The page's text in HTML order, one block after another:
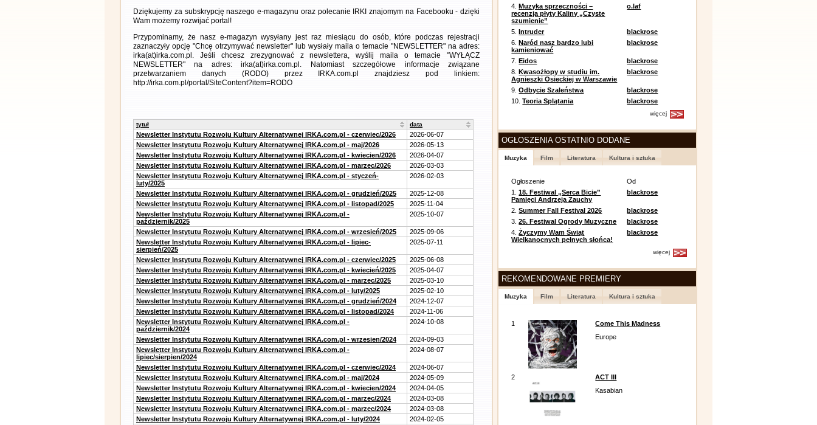
Dziękujemy za subskrypcję naszego e-magazynu oraz polecanie IRKI znajomym na Facebooku - dzięki
Wam możemy rozwijać portal!
Przypominamy, że nasz e-magazyn wysyłany jest raz miesiącu do osób, które podczas rejestracji
zaznaczyły opcję "Chcę otrzymywać newsletter" lub wysłały maila o temacie "NEWSLETTER" na adres:
irka(at)irka.com.pl. Jeśli chcesz zrezygnować z newslettera, wyślij maila o temacie "WYŁĄCZ
NEWSLETTER" na adres: irka(at)irka.com.pl. Natomiast szczegółowe informacje związane
przetwarzaniem danych (RODO) przez IRKA.com.pl znajdziesz pod linkiem:
http://irka.com.pl/portal/SiteContent?item=RODO
tytuł data
Newsletter Instytutu Rozwoju Kultury Alternatywnej IRKA.com.pl - czerwiec/2026
2026-06-07
Newsletter Instytutu Rozwoju Kultury Alternatywnej IRKA.com.pl - maj/2026
2026-05-13
Newsletter Instytutu Rozwoju Kultury Alternatywnej IRKA.com.pl - kwiecien/2026
2026-04-07
Newsletter Instytutu Rozwoju Kultury Alternatywnej IRKA.com.pl - marzec/2026
2026-03-03
Newsletter Instytutu Rozwoju Kultury Alternatywnej IRKA.com.pl - styczeń-
luty/2025
2026-02-03
Newsletter Instytutu Rozwoju Kultury Alternatywnej IRKA.com.pl - grudzień/2025
2025-12-08
Newsletter Instytutu Rozwoju Kultury Alternatywnej IRKA.com.pl - listopad/2025
2025-11-04
Newsletter Instytutu Rozwoju Kultury Alternatywnej IRKA.com.pl -
październik/2025
2025-10-07
Newsletter Instytutu Rozwoju Kultury Alternatywnej IRKA.com.pl - wrzesień/2025
2025-09-06
Newsletter Instytutu Rozwoju Kultury Alternatywnej IRKA.com.pl - lipiec-
sierpień/2025
2025-07-11
Newsletter Instytutu Rozwoju Kultury Alternatywnej IRKA.com.pl - czerwiec/2025
2025-06-08
Newsletter Instytutu Rozwoju Kultury Alternatywnej IRKA.com.pl - kwiecień/2025
2025-04-07
Newsletter Instytutu Rozwoju Kultury Alternatywnej IRKA.com.pl - marzec/2025
2025-03-10
Newsletter Instytutu Rozwoju Kultury Alternatywnej IRKA.com.pl - luty/2025
2025-02-10
Newsletter Instytutu Rozwoju Kultury Alternatywnej IRKA.com.pl - grudzień/2024
2024-12-07
Newsletter Instytutu Rozwoju Kultury Alternatywnej IRKA.com.pl - listopad/2024
2024-11-06
Newsletter Instytutu Rozwoju Kultury Alternatywnej IRKA.com.pl -
październik/2024
2024-10-08
Newsletter Instytutu Rozwoju Kultury Alternatywnej IRKA.com.pl - wrzesien/2024
2024-09-03
Newsletter Instytutu Rozwoju Kultury Alternatywnej IRKA.com.pl -
lipiec/sierpien/2024
2024-08-07
Newsletter Instytutu Rozwoju Kultury Alternatywnej IRKA.com.pl - czerwiec/2024
2024-06-07
Newsletter Instytutu Rozwoju Kultury Alternatywnej IRKA.com.pl - maj/2024
2024-05-09
Newsletter Instytutu Rozwoju Kultury Alternatywnej IRKA.com.pl - kwiecien/2024
2024-04-05
Newsletter Instytutu Rozwoju Kultury Alternatywnej IRKA.com.pl - marzec/2024
2024-03-08
Newsletter Instytutu Rozwoju Kultury Alternatywnej IRKA.com.pl - marzec/2024
2024-03-08
Newsletter Instytutu Rozwoju Kultury Alternatywnej IRKA.com.pl - luty/2024
2024-02-05
4.Muzyka sprzeczności –
recenzja płyty Kaliny „Czyste
szumienie”
o.laf
5.Intruder
blackrose
6.Naród nasz bardzo lubi
kamieniować
blackrose
7.Eidos
blackrose
8.Kwasożłopy w studiu im.
Agnieszki Osieckiej w Warszawie
blackrose
9.Odbycie Szaleństwa
blackrose
10.Teoria Splątania blackrose
więcej
OGŁOSZENIA OSTATNIO DODANE
Muzyka Film Literatura Kultura i sztuka
Ogłoszenie
Od
1.18. Festiwal „Serca Bicie”
Pamięci Andrzeja Zauchy
blackrose
2.Summer Fall Festival 2026
blackrose
3.26. Festiwal Ogrody Muzyczne
blackrose
4.Życzymy Wam Świąt
Wielkanocnych pełnych słońca!
blackrose
więcej
REKOMENDOWANE PREMIERY
Muzyka Film Literatura Kultura i sztuka
1
Come This Madness
Europe
2
ACT III
Kasabian